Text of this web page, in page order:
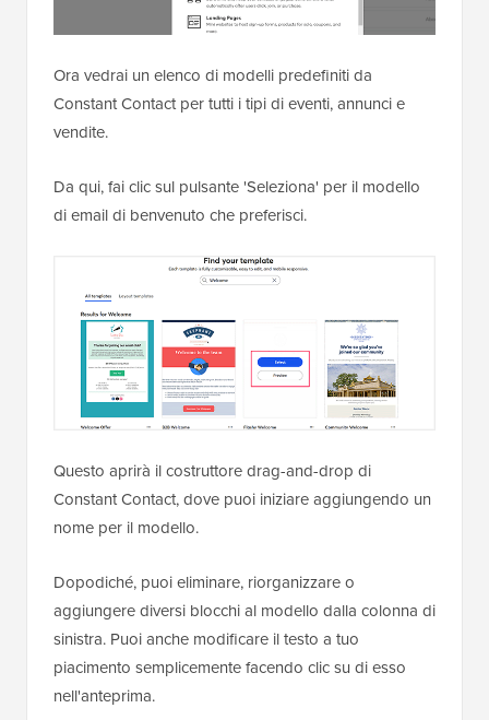
Ora vedrai un elenco di modelli predefiniti da
Constant Contact per tutti i tipi di eventi, annunci e
vendite.
Da qui, fai clic sul pulsante 'Seleziona' per il modello
di email di benvenuto che preferisci.
Questo aprirà il costruttore drag-and-drop di
Constant Contact, dove puoi iniziare aggiungendo un
nome per il modello.
Dopodiché, puoi eliminare, riorganizzare o
aggiungere diversi blocchi al modello dalla colonna di
sinistra. Puoi anche modificare il testo a tuo
piacimento semplicemente facendo clic su di esso
nell'anteprima.